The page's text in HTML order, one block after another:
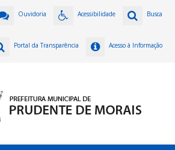
Busca
Acessibilidade
Ouvidoria
Acesso à Informação
Portal da Transparência